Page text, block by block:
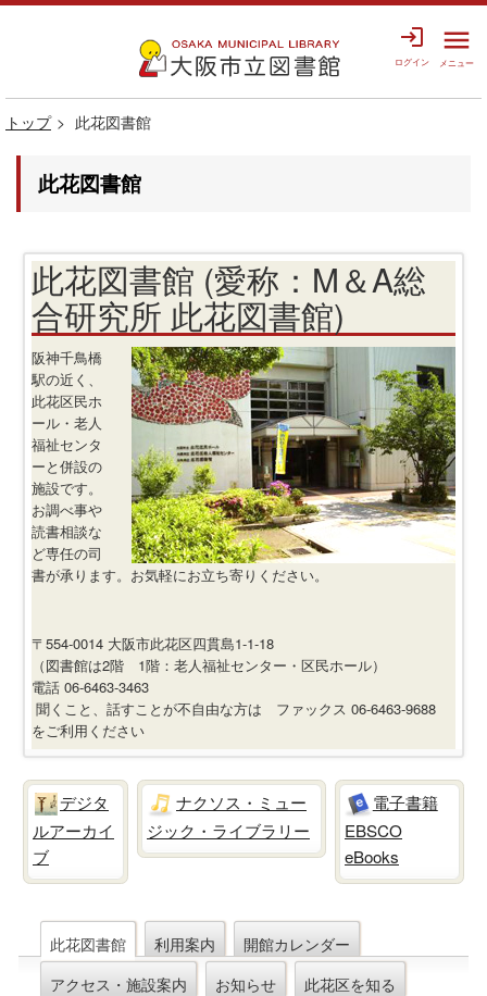
login
ログイン
menu
メニュー
トップ 此花図書館
此花図書館
此花図書館 (愛称：M＆A総
合研究所 此花図書館)
阪神千鳥橋
駅の近く、
此花区民ホ
ール・老人
福祉センタ
ーと併設の
施設です。
お調べ事や
読書相談な
ど専任の司
書が承ります。お気軽にお立ち寄りください。
〒554-0014 大阪市此花区四貫島1-1-18
（図書館は2階 1階：老人福祉センター・区民ホール）
電話 06-6463-3463
聞くこと、話すことが不自由な方は ファックス 06-6463-9688
をご利用ください
デジタ
ルアーカイ
ブ
ナクソス・ミュー
ジック・ライブラリー
電子書籍
EBSCO
eBooks
此花図書館 利用案内
開館カレンダー
アクセス・施設案内
お知らせ 此花区を知る